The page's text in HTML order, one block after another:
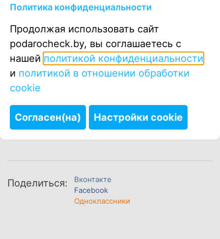
В корзину
Купить в один клик
Поделиться:
Вконтакте
Facebook
Одноклассники
Политика конфиденциальности
Продолжая использовать сайт
podarocheck.by, вы соглашаетесь с
нашей политикой конфиденциальности
и политикой в отношении обработки
cookie
Согласен(на) Настройки cookie